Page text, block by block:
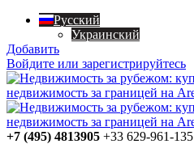
Русский
Украинский
Добавить
Войдите или зарегистрируйтесь
+7 (495) 4813905 +33 629-961-135